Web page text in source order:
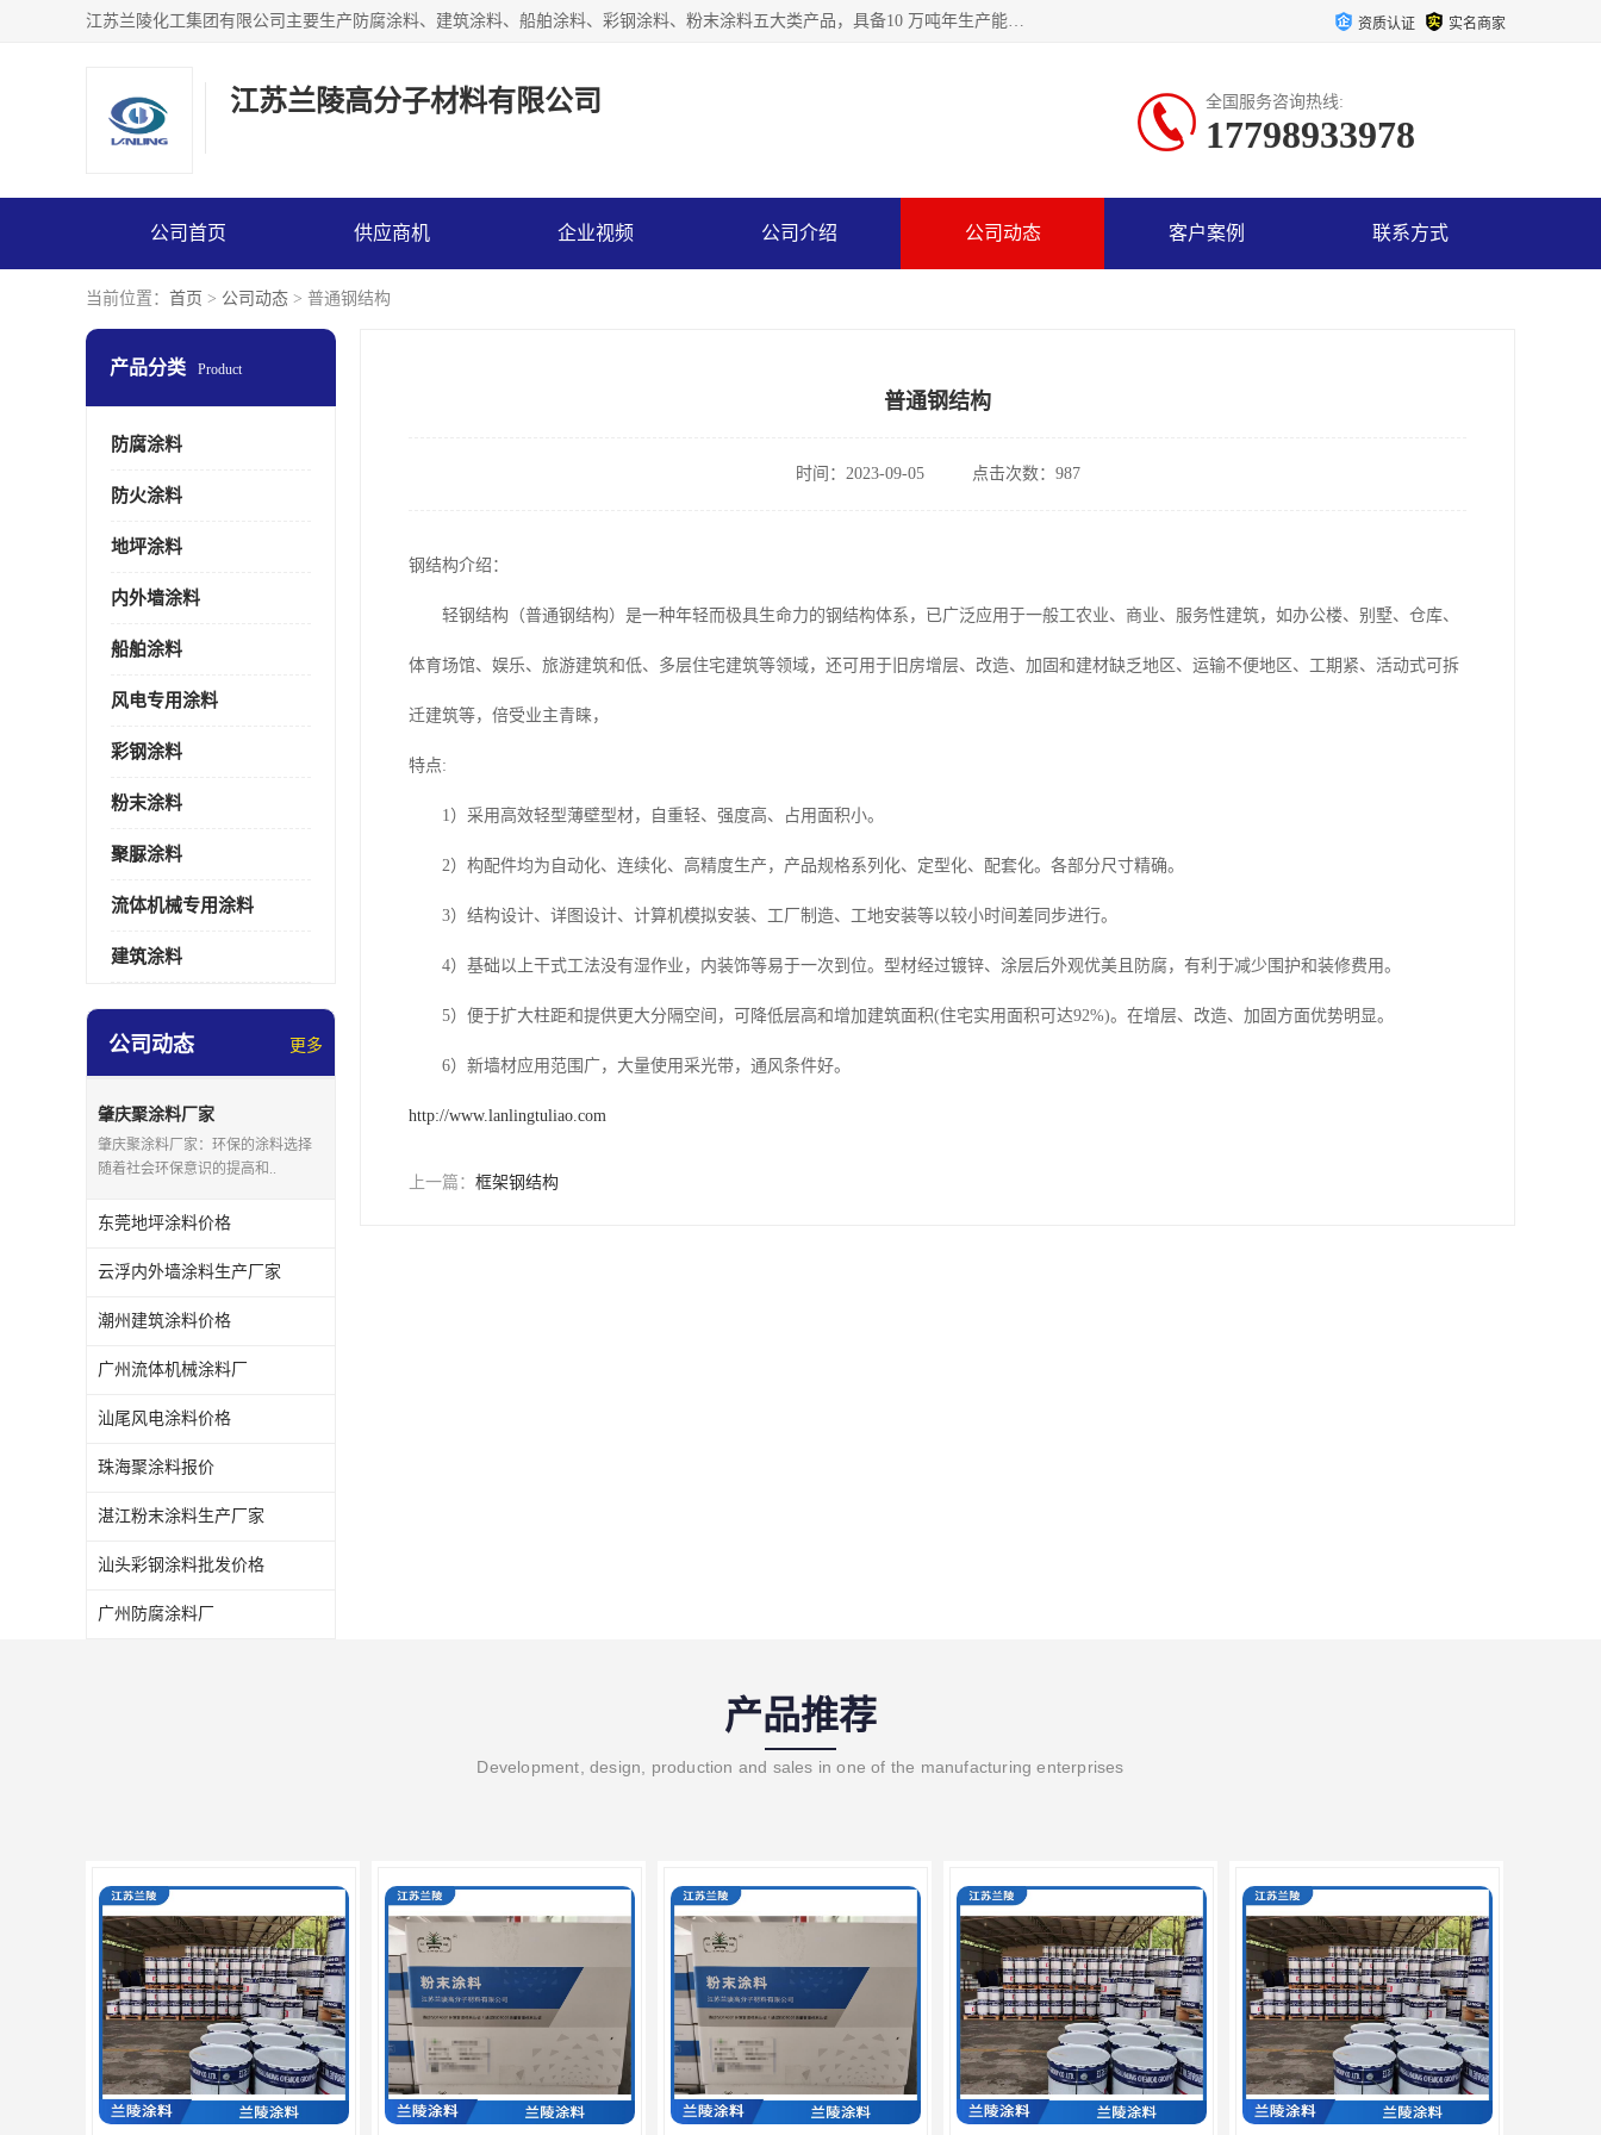
江苏兰陵化工集团有限公司主要生产防腐涂料、建筑涂料、船舶涂料、彩钢涂料、粉末涂料五大类产品，具备10 万吨年生产能力，可以提供优质精良的涂装施工服务，产品广销全国各地，大量出口亚非欧及拉美等国家。 资质认证 实名商家
江苏兰陵高分子材料有限公司 全国服务咨询热线:
17798933978
公司首页 供应商机 企业视频 公司介绍 公司动态 客户案例 联系方式
当前位置： 首页 > 公司动态 > 普通钢结构
产品分类 Product
防腐涂料
防火涂料
地坪涂料
内外墙涂料
船舶涂料
风电专用涂料
彩钢涂料
粉末涂料
聚脲涂料
流体机械专用涂料
建筑涂料
公司动态 更多
肇庆聚涂料厂家
肇庆聚涂料厂家：环保的涂料选择
随着社会环保意识的提高和..
东莞地坪涂料价格
云浮内外墙涂料生产厂家
潮州建筑涂料价格
广州流体机械涂料厂
汕尾风电涂料价格
珠海聚涂料报价
湛江粉末涂料生产厂家
汕头彩钢涂料批发价格
广州防腐涂料厂
普通钢结构
时间：2023-09-05 点击次数：987
钢结构介绍：
轻钢结构（普通钢结构）是一种年轻而极具生命力的钢结构体系，已广泛应用于一般工农业、商业、服务性建筑，如办公楼、别墅、仓库、
体育场馆、娱乐、旅游建筑和低、多层住宅建筑等领域，还可用于旧房增层、改造、加固和建材缺乏地区、运输不便地区、工期紧、活动式可拆
迁建筑等，倍受业主青睐，
特点:
1）采用高效轻型薄壁型材，自重轻、强度高、占用面积小。
2）构配件均为自动化、连续化、高精度生产，产品规格系列化、定型化、配套化。各部分尺寸精确。
3）结构设计、详图设计、计算机模拟安装、工厂制造、工地安装等以较小时间差同步进行。
4）基础以上干式工法没有湿作业，内装饰等易于一次到位。型材经过镀锌、涂层后外观优美且防腐，有利于减少围护和装修费用。
5）便于扩大柱距和提供更大分隔空间，可降低层高和增加建筑面积(住宅实用面积可达92%)。在增层、改造、加固方面优势明显。
6）新墙材应用范围广，大量使用采光带，通风条件好。
http://www.lanlingtuliao.com
上一篇： 框架钢结构
产品推荐
Development, design, production and sales in one of the manufacturing enterprises